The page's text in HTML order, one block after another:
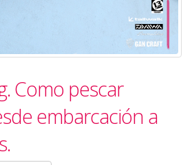
Como pescar
embarcación a